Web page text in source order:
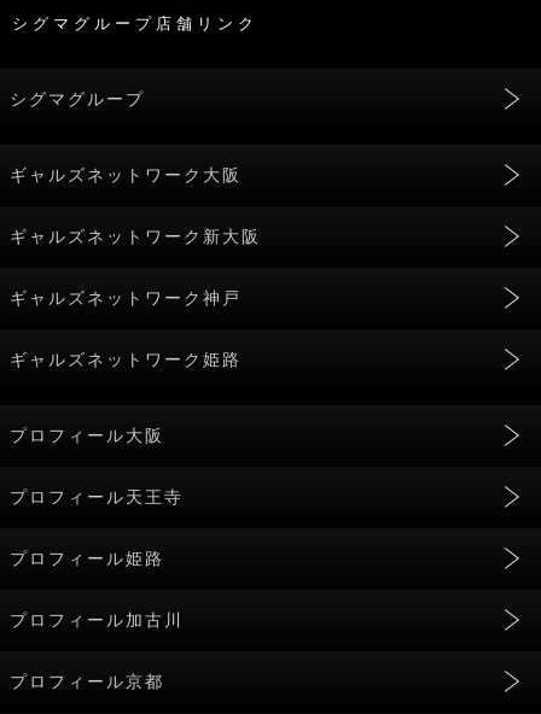
シグマグループ店舗リンク
シグマグループ
ギャルズネットワーク大阪
ギャルズネットワーク新大阪
ギャルズネットワーク神戸
ギャルズネットワーク姫路
プロフィール大阪
プロフィール天王寺
プロフィール姫路
プロフィール加古川
プロフィール京都